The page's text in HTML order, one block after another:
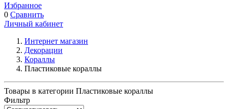
Избранное
0 Сравнить
Личный кабинет
Интернет магазин
Декорации
Кораллы
Пластиковые кораллы
Товары в категории Пластиковые кораллы
Фильтр